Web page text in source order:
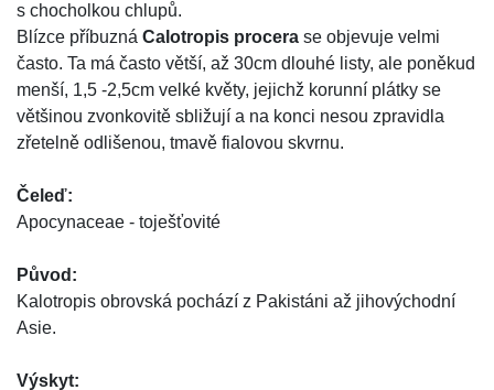
s chocholkou chlupů.
Blízce příbuzná Calotropis procera se objevuje velmi
často. Ta má často větší, až 30cm dlouhé listy, ale poněkud
menší, 1,5 -2,5cm velké květy, jejichž korunní plátky se
většinou zvonkovitě sbližují a na konci nesou zpravidla
zřetelně odlišenou, tmavě fialovou skvrnu.
Čeleď:
Apocynaceae - toješťovité
Původ:
Kalotropis obrovská pochází z Pakistáni až jihovýchodní
Asie.
Výskyt: